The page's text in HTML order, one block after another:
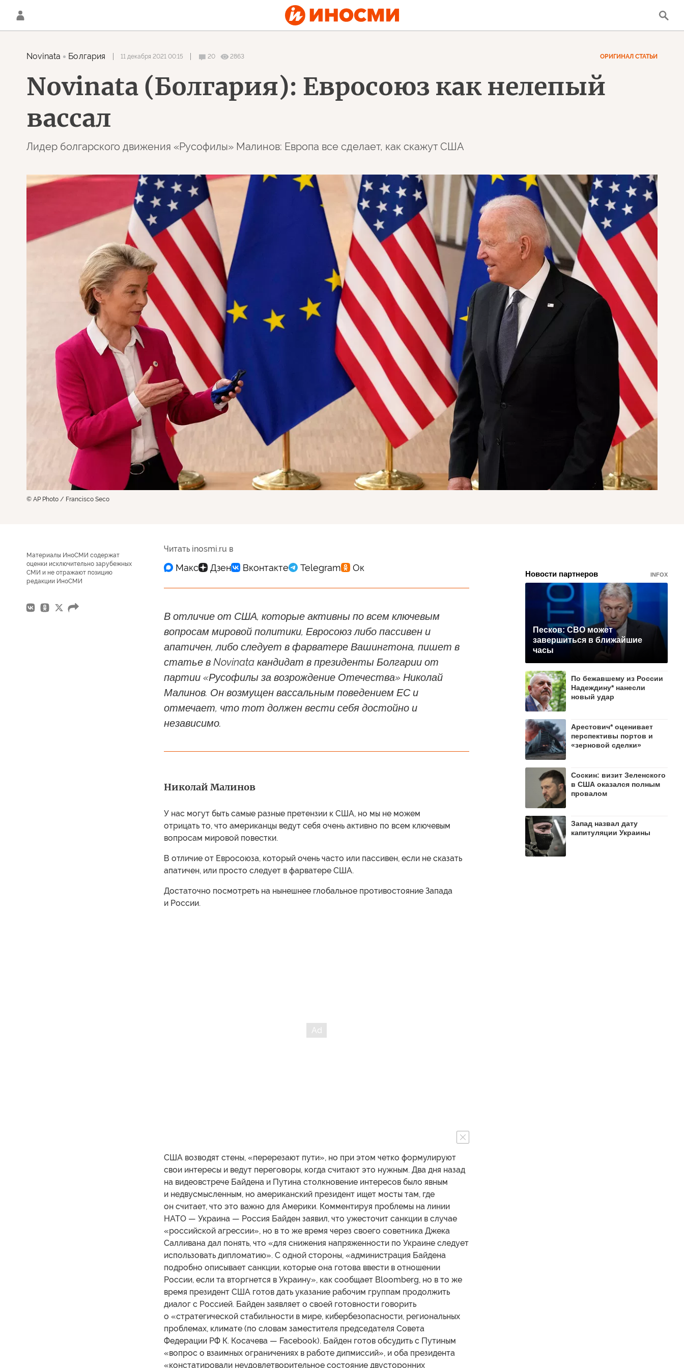
Novinata Болгария 11 декабря 2021 00:15 20 2863 ОРИГИНАЛ СТАТЬИ
Novinata (Болгария): Евросоюз как нелепый
вассал
Лидер болгарского движения «Русофилы» Малинов: Европа все сделает, как скажут США
© AP Photo / Francisco Seco
Материалы ИноСМИ содержат
оценки исключительно зарубежных
СМИ и не отражают позицию
редакции ИноСМИ
Читать inosmi.ru в
В отличие от США, которые активны по всем ключевым
вопросам мировой политики, Евросоюз либо пассивен и
апатичен, либо следует в фарватере Вашингтона, пишет в
статье в Novinata кандидат в президенты Болгарии от
партии «Русофилы за возрождение Отечества» Николай
Малинов. Он возмущен вассальным поведением ЕС и
отмечает, что тот должен вести себя достойно и
независимо.
Николай Малинов
У нас могут быть самые разные претензии к США, но мы не можем
отрицать то, что американцы ведут себя очень активно по всем ключевым
вопросам мировой повестки.
В отличие от Евросоюза, который очень часто или пассивен, если не сказать
апатичен, или просто следует в фарватере США.
Достаточно посмотреть на нынешнее глобальное противостояние Запада
и России.
США возводят стены, «перерезают пути», но при этом четко формулируют
свои интересы и ведут переговоры, когда считают это нужным. Два дня назад
на видеовстрече Байдена и Путина столкновение интересов было явным
и недвусмысленным, но американский президент ищет мосты там, где
он считает, что это важно для Америки. Комментируя проблемы на линии
НАТО — Украина — Россия Байден заявил, что ужесточит санкции в случае
«российской агрессии», но в то же время через своего советника Джека
Салливана дал понять, что «для снижения напряженности по Украине следует
использовать дипломатию». С одной стороны, «администрация Байдена
подробно описывает санкции, которые она готова ввести в отношении
России, если та вторгнется в Украину», как сообщает Bloomberg, но в то же
время президент США готов дать указание рабочим группам продолжить
диалог с Россией. Байден заявляет о своей готовности говорить
о «стратегической стабильности в мире, кибербезопасности, региональных
проблемах, климате (по словам заместителя председателя Совета
Федерации РФ К. Косачева — Facebook). Байден готов обсудить с Путиным
«вопрос о взаимных ограничениях в работе дипмиссий», и оба президента
«констатировали неудовлетворительное состояние двусторонних
Новости партнеров INFOX
Песков: СВО может
завершиться в ближайшие
часы
По бежавшему из России
Надеждину* нанесли
новый удар
Арестович* оценивает
перспективы портов и
«зерновой сделки»
Соскин: визит Зеленского
в США оказался полным
провалом
Запад назвал дату
капитуляции Украины